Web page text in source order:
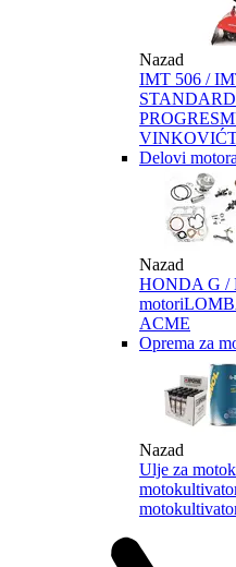
Nazad
IMT 506 /
PROGRES
VINKOVIĆ
Delovi
Nazad
HONDA G /
motori
ACME
Oprema za
Nazad
Ulje za